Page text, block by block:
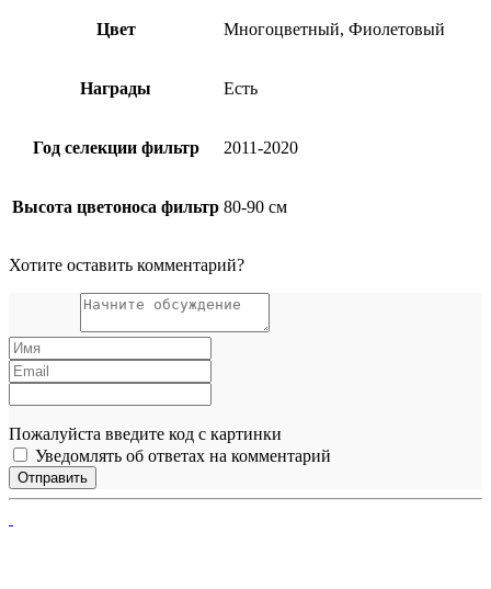
Цвет Многоцветный, Фиолетовый
Награды Есть
Год селекции фильтр 2011-2020
Высота цветоноса фильтр 80-90 см
Хотите оставить комментарий?
Пожалуйста введите код с картинки
Уведомлять об ответах на комментарий